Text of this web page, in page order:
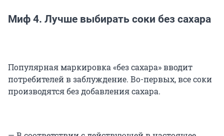
Миф 4. Лучше выбирать соки без сахара
Популярная маркировка «без сахара» вводит
потребителей в заблуждение. Во-первых, все соки
производятся без добавления сахара.